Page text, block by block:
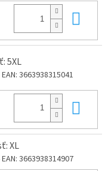
5XL
EAN: 3663938315041
XL
EAN: 3663938314907